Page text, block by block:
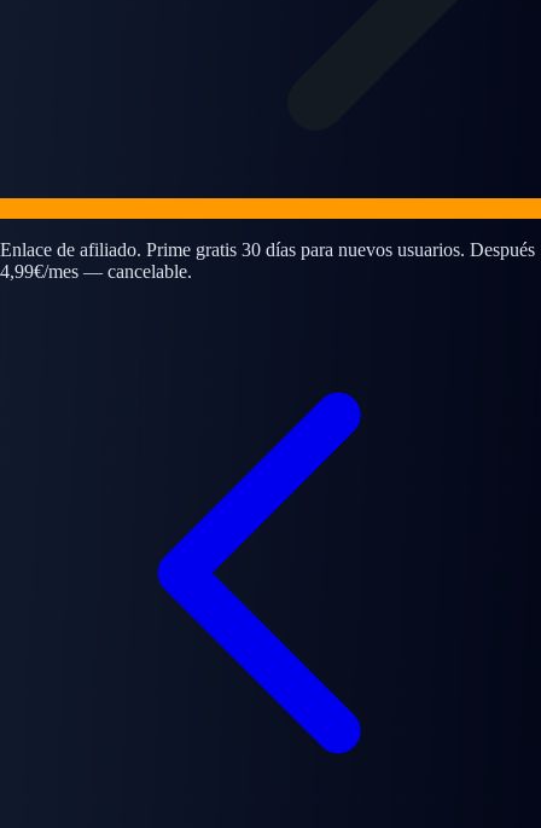
Enlace de afiliado. Prime gratis 30 días para nuevos usuarios. Después
4,99€/mes — cancelable.